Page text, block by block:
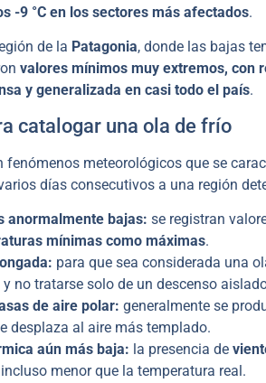
-9 °C en los sectores más afectados.
de la Patagonia, donde las bajas
valores mínimos muy extremos, con
y generalizada en casi todo el país.
catalogar una ola de frío
fenómenos meteorológicos que se
días consecutivos a una región
anormalmente bajas: se registran
mínimas como máximas.
para que sea considerada una
y no tratarse solo de un descenso
de aire polar: generalmente se
desplaza al aire más templado.
aún más baja: la presencia de
menor que la temperatura real.